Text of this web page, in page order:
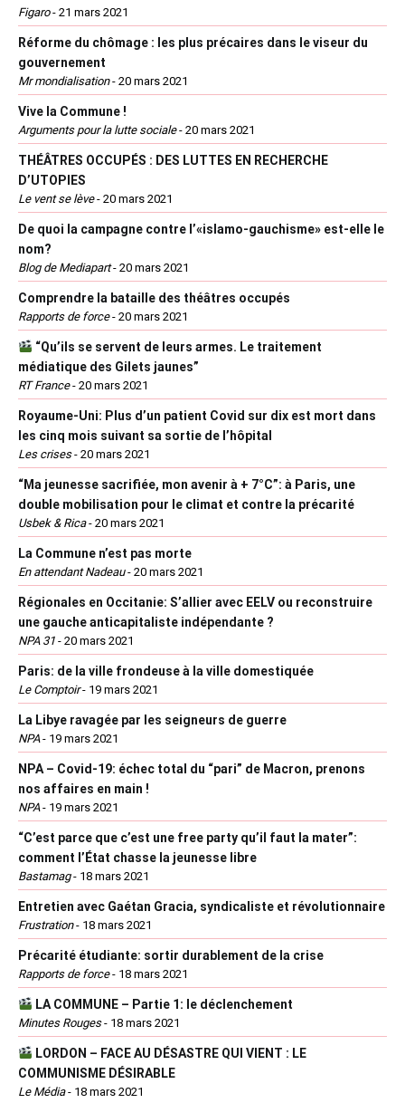
Figaro- 21 mars 2021
Réforme du chômage : les plus précaires dans le viseur du
gouvernement
Mr mondialisation- 20 mars 2021
Vive la Commune !
Arguments pour la lutte sociale- 20 mars 2021
THÉÂTRES OCCUPÉS : DES LUTTES EN RECHERCHE
D’UTOPIES
Le vent se lève- 20 mars 2021
De quoi la campagne contre l’«islamo-gauchisme» est-elle le
nom?
Blog de Mediapart- 20 mars 2021
Comprendre la bataille des théâtres occupés
Rapports de force- 20 mars 2021
“Qu’ils se servent de leurs armes. Le traitement
médiatique des Gilets jaunes”
RT France- 20 mars 2021
Royaume-Uni: Plus d’un patient Covid sur dix est mort dans
les cinq mois suivant sa sortie de l’hôpital
Les crises- 20 mars 2021
“Ma jeunesse sacrifiée, mon avenir à + 7°C”: à Paris, une
double mobilisation pour le climat et contre la précarité
Usbek & Rica- 20 mars 2021
La Commune n’est pas morte
En attendant Nadeau- 20 mars 2021
Régionales en Occitanie: S’allier avec EELV ou reconstruire
une gauche anticapitaliste indépendante ?
NPA 31 - 20 mars 2021
Paris: de la ville frondeuse à la ville domestiquée
Le Comptoir- 19 mars 2021
La Libye ravagée par les seigneurs de guerre
NPA- 19 mars 2021
NPA – Covid-19: échec total du “pari” de Macron, prenons
nos affaires en main !
NPA- 19 mars 2021
“C’est parce que c’est une free party qu’il faut la mater”:
comment l’État chasse la jeunesse libre
Bastamag- 18 mars 2021
Entretien avec Gaétan Gracia, syndicaliste et révolutionnaire
Frustration- 18 mars 2021
Précarité étudiante: sortir durablement de la crise
Rapports de force- 18 mars 2021
LA COMMUNE – Partie 1: le déclenchement
Minutes Rouges- 18 mars 2021
LORDON – FACE AU DÉSASTRE QUI VIENT : LE
COMMUNISME DÉSIRABLE
Le Média- 18 mars 2021